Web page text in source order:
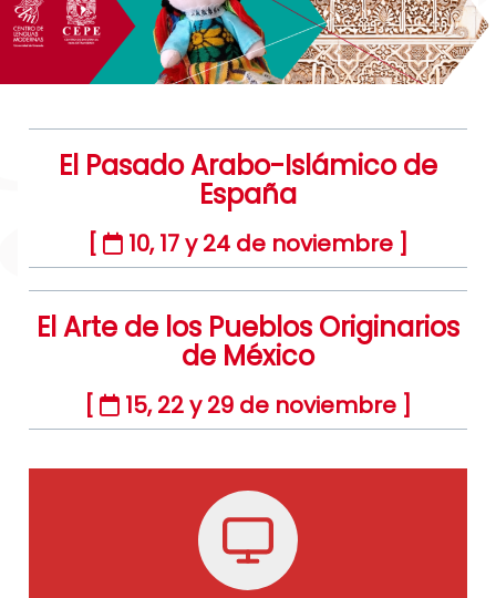
El Pasado Arabo-Islámico de
España
[ 10, 17 y 24 de noviembre ]
El Arte de los Pueblos Originarios
de México
[ 15, 22 y 29 de noviembre ]